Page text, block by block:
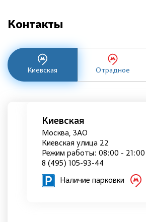
Контакты
Киевская Отрадное
Киевская
Москва, ЗАО
Киевская улица 22
Режим работы: 08:00 - 21:00
8 (495) 105-93-44
Наличие парковки